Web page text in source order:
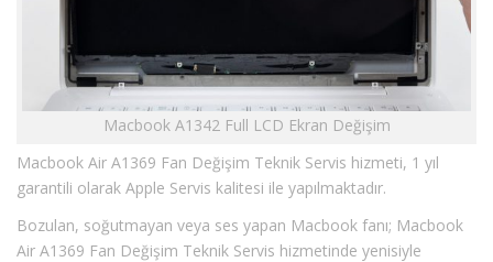
Macbook A1342 Full LCD Ekran Değişim
Macbook Air A1369 Fan Değişim Teknik Servis hizmeti, 1 yıl
garantili olarak Apple Servis kalitesi ile yapılmaktadır.
Bozulan, soğutmayan veya ses yapan Macbook fanı; Macbook
Air A1369 Fan Değişim Teknik Servis hizmetinde yenisiyle